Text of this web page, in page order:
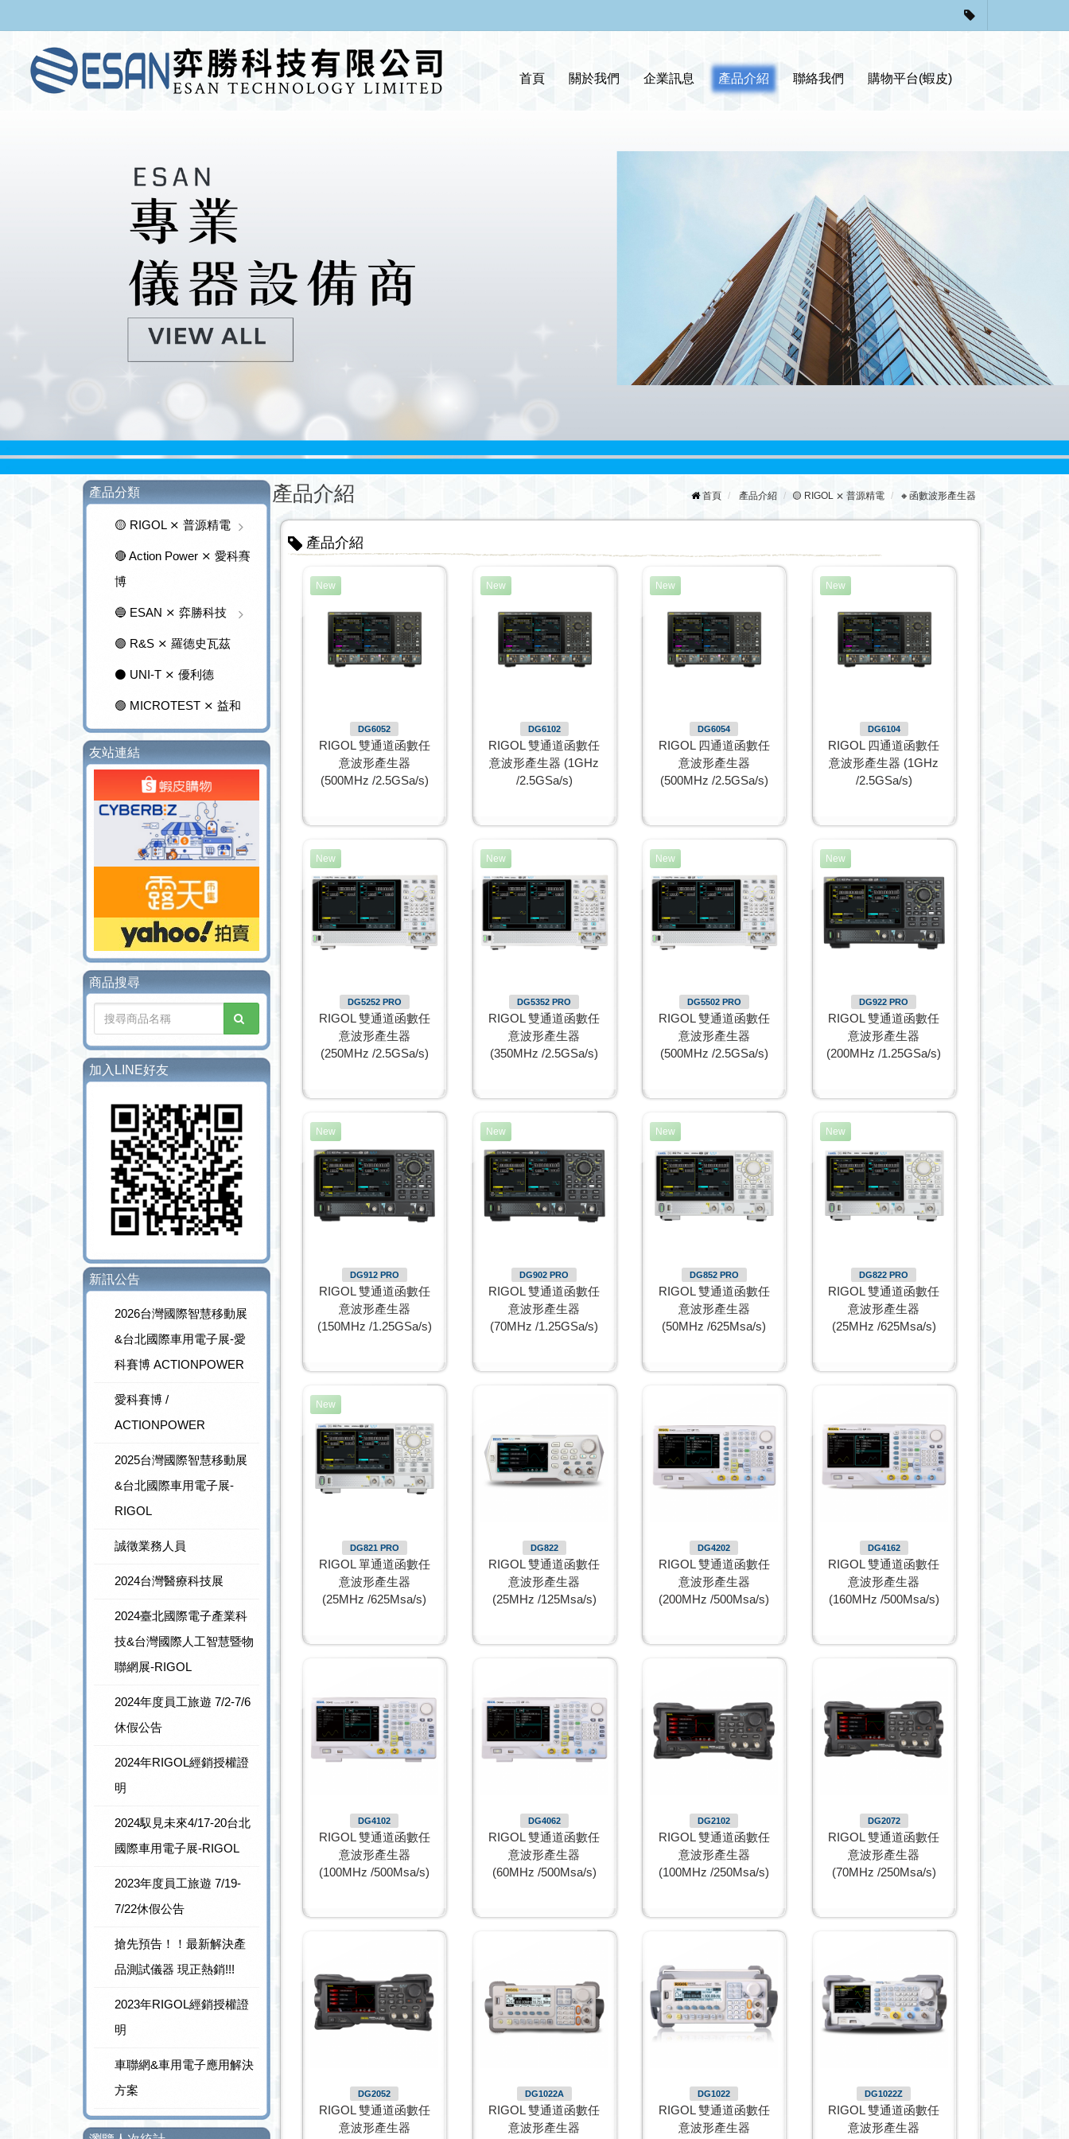
首頁 關於我們 企業訊息 產品介紹 聯絡我們 購物平台(蝦皮)
產品分類
🟡 RIGOL ⨯ 普源精電
🔴 Action Power ⨯ 愛科賽
博
🔵 ESAN ⨯ 弈勝科技
🟣 R&S ⨯ 羅德史瓦茲
⚫ UNI-T ⨯ 優利德
🟢 MICROTEST ⨯ 益和
友站連結
商品搜尋
加入LINE好友
新訊公告
2026台灣國際智慧移動展
&台北國際車用電子展-愛
科賽博 ACTIONPOWER
愛科賽博 /
ACTIONPOWER
2025台灣國際智慧移動展
&台北國際車用電子展-
RIGOL
誠徵業務人員
2024台灣醫療科技展
2024臺北國際電子產業科
技&台灣國際人工智慧暨物
聯網展-RIGOL
2024年度員工旅遊 7/2-7/6
休假公告
2024年RIGOL經銷授權證
明
2024馭見未來4/17-20台北
國際車用電子展-RIGOL
2023年度員工旅遊 7/19-
7/22休假公告
搶先預告！！最新解決產
品測試儀器 現正熱銷!!!
2023年RIGOL經銷授權證
明
車聯網&車用電子應用解決
方案
產品介紹 首頁 產品介紹 🟡 RIGOL ⨯ 普源精電 🔸函數波形產生器
產品介紹
New
DG6052
RIGOL 雙通道函數任
意波形產生器
(500MHz /2.5GSa/s)
New
DG6102
RIGOL 雙通道函數任
意波形產生器 (1GHz
/2.5GSa/s)
New
DG6054
RIGOL 四通道函數任
意波形產生器
(500MHz /2.5GSa/s)
New
DG6104
RIGOL 四通道函數任
意波形產生器 (1GHz
/2.5GSa/s)
New
DG5252 PRO
RIGOL 雙通道函數任
意波形產生器
(250MHz /2.5GSa/s)
New
DG5352 PRO
RIGOL 雙通道函數任
意波形產生器
(350MHz /2.5GSa/s)
New
DG5502 PRO
RIGOL 雙通道函數任
意波形產生器
(500MHz /2.5GSa/s)
New
DG922 PRO
RIGOL 雙通道函數任
意波形產生器
(200MHz /1.25GSa/s)
New
DG912 PRO
RIGOL 雙通道函數任
意波形產生器
(150MHz /1.25GSa/s)
New
DG902 PRO
RIGOL 雙通道函數任
意波形產生器
(70MHz /1.25GSa/s)
New
DG852 PRO
RIGOL 雙通道函數任
意波形產生器
(50MHz /625Msa/s)
New
DG822 PRO
RIGOL 雙通道函數任
意波形產生器
(25MHz /625Msa/s)
New
DG821 PRO
RIGOL 單通道函數任
意波形產生器
(25MHz /625Msa/s)
DG822
RIGOL 雙通道函數任
意波形產生器
(25MHz /125Msa/s)
DG4202
RIGOL 雙通道函數任
意波形產生器
(200MHz /500Msa/s)
DG4162
RIGOL 雙通道函數任
意波形產生器
(160MHz /500Msa/s)
DG4102
RIGOL 雙通道函數任
意波形產生器
(100MHz /500Msa/s)
DG4062
RIGOL 雙通道函數任
意波形產生器
(60MHz /500Msa/s)
DG2102
RIGOL 雙通道函數任
意波形產生器
(100MHz /250Msa/s)
DG2072
RIGOL 雙通道函數任
意波形產生器
(70MHz /250Msa/s)
DG2052
RIGOL 雙通道函數任
意波形產生器
DG1022A
RIGOL 雙通道函數任
意波形產生器
DG1022
RIGOL 雙通道函數任
意波形產生器
DG1022Z
RIGOL 雙通道函數任
意波形產生器